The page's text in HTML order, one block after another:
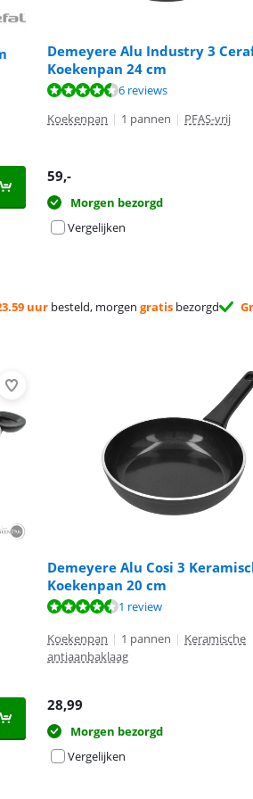
Demeyere Alu Industry 3
Koekenpan 24 cm
6 reviews
Koekenpan | 1 pannen | PFAS-vrij
59,-
Morgen bezorgd
Vergelijken
uur besteld, morgen gratis bezorgd
reviews.
Demeyere Alu Cosi 3
Koekenpan 20 cm
1 review
Koekenpan | 1 pannen | Keramische
antiaanbaklaag
28,99
Morgen bezorgd
Vergelijken